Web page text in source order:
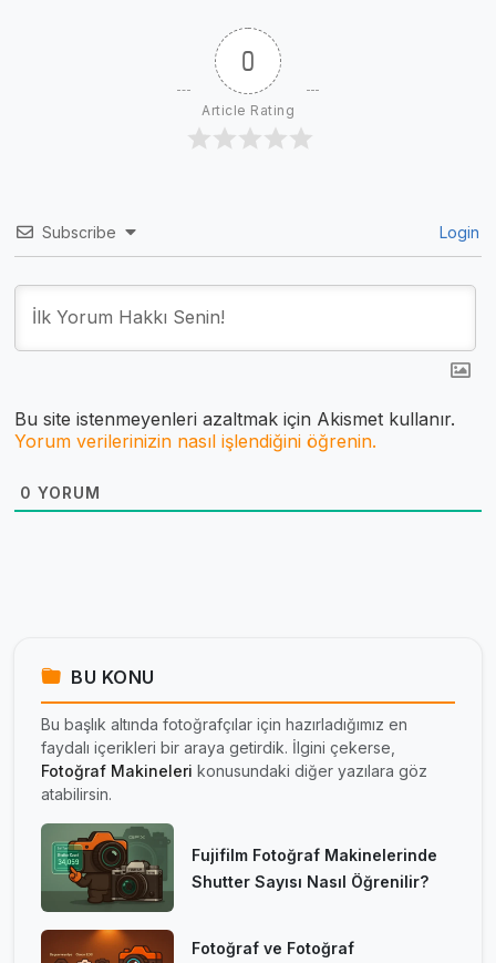
0
Article Rating
Subscribe Login
Bu site istenmeyenleri azaltmak için Akismet kullanır.
Yorum verilerinizin nasıl işlendiğini öğrenin.
0 YORUM
BU KONU
Bu başlık altında fotoğrafçılar için hazırladığımız en
faydalı içerikleri bir araya getirdik. İlgini çekerse,
Fotoğraf Makineleri konusundaki diğer yazılara göz
atabilirsin.
Fujifilm Fotoğraf Makinelerinde
Shutter Sayısı Nasıl Öğrenilir?
Fotoğraf ve Fotoğraf